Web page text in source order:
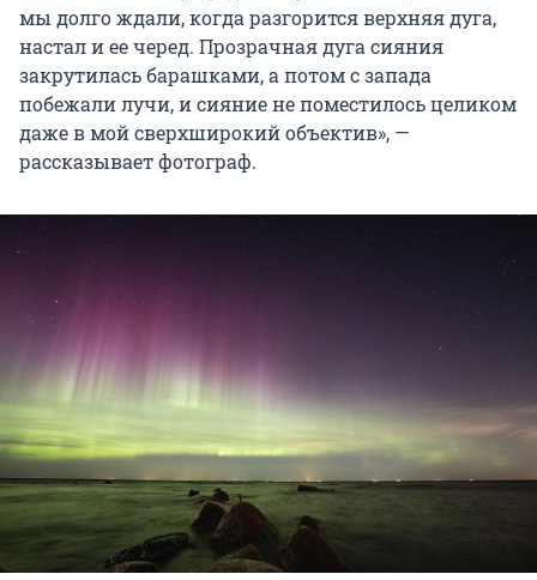
мы долго ждали, когда разгорится верхняя дуга,
настал и ее черед. Прозрачная дуга сияния
закрутилась барашками, а потом с запада
побежали лучи, и сияние не поместилось целиком
даже в мой сверхширокий объектив», —
рассказывает фотограф.